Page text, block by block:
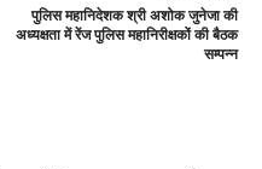
पुलिस महानिदेशक श्री अशोक जुनेजा की
अध्यक्षता में रेंज पुलिस महानिरीक्षकों की बैठक
सम्पन्न